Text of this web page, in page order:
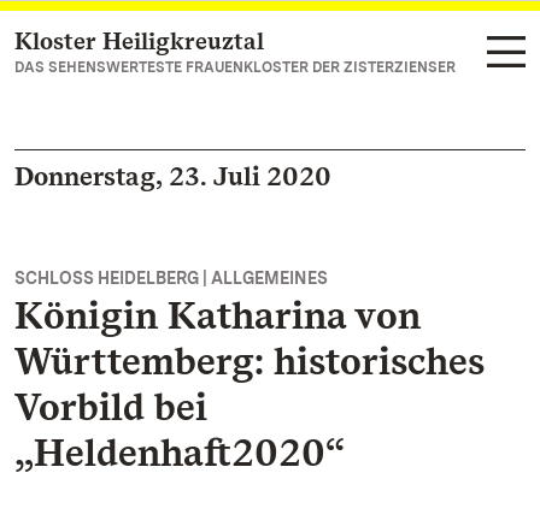
Zum Hauptinhalt springen
Kloster Heiligkreuztal
DAS SEHENSWERTESTE FRAUENKLOSTER DER ZISTERZIENSER
Donnerstag, 23. Juli 2020
SCHLOSS HEIDELBERG | ALLGEMEINES
Königin Katharina von
Württemberg: historisches
Vorbild bei
„Heldenhaft2020“